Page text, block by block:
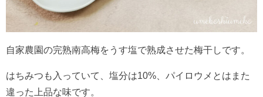
自家農園の完熟南高梅をうす塩で熟成させた梅干しです。
はちみつも入っていて、塩分は10%、パイロウメとはまた
違った上品な味です。